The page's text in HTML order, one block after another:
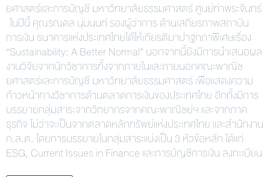
ยศาสตร์และการบัญชี มหาวิทยาลัยธรรมศาสตร์ ศูนย์ท่าพระจันทร์
ในปีนี้ คุณรณดล นุ่มนนท์ รองผู้ว่าการ ด้านเสถียรภาพสถาบัน
การเงิน ธนาคารแห่งประเทศไทยได้ให้เกียรติมาปาฐกถาพิเศษเรื่อง
“Sustainability: A Better Normal” นอกจากนี้ยังมีการนำเสนอผล
งานวิจัยจากนักวิชาการทั้งจากภายในและภายนอกคณะพาณิช
ยศาสตร์และการบัญชี มหาวิทยาลัยธรรมศาสตร์ เพื่อแสดงความ
ก้าวหน้าทางวิชาการด้านตลาดการเงินของประเทศไทย อีกทั้งมีการ
บรรยายกลุ่มสาระจากวิทยากรจากคณะพาณิชย์ฯ และจากภาค
ธุรกิจ ไม่ว่าจะเป็นจากตลาดหลักทรัพย์แห่งประเทศไทย และสำนักงาน
ก.ล.ต. โดยการบรรยายในกลุ่มสาระแบ่งเป็น 3 หัวข้อหลัก ได้แก่
ESG, Current Issues in Finance และการบัญชีการเงิน ลงทะเบียน